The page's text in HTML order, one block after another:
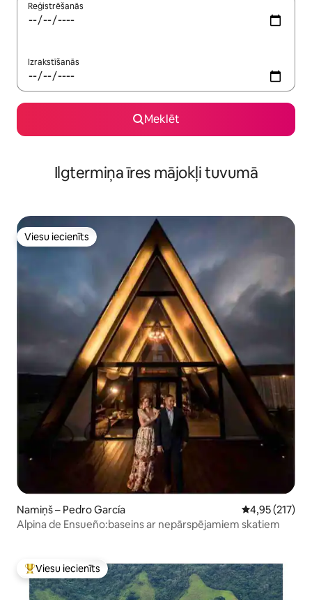
Reģistrēšanās
Izrakstīšanās
Meklēt
Ilgtermiņa īres mājokļi tuvumā
Viesu iecienīts
Viesu iecienīts
Namiņš – Pedro García Vidējais
4,95 (217)
Alpina de Ensueño:baseins ar nepārspējamiem skatiem
Populārs viesu iecienīts mājoklis
Viesu iecienīts